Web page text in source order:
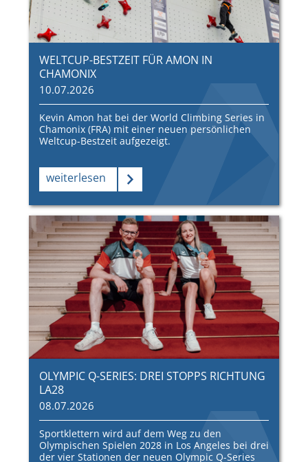
WELTCUP-BESTZEIT FÜR AMON IN
CHAMONIX
10.07.2026
Kevin Amon hat bei der World Climbing Series in
Chamonix (FRA) mit einer neuen persönlichen
Weltcup-Bestzeit aufgezeigt.
weiterlesen
OLYMPIC Q-SERIES: DREI STOPPS RICHTUNG
LA28
08.07.2026
Sportklettern wird auf dem Weg zu den
Olympischen Spielen 2028 in Los Angeles bei drei
der vier Stationen der neuen Olympic Q-Series